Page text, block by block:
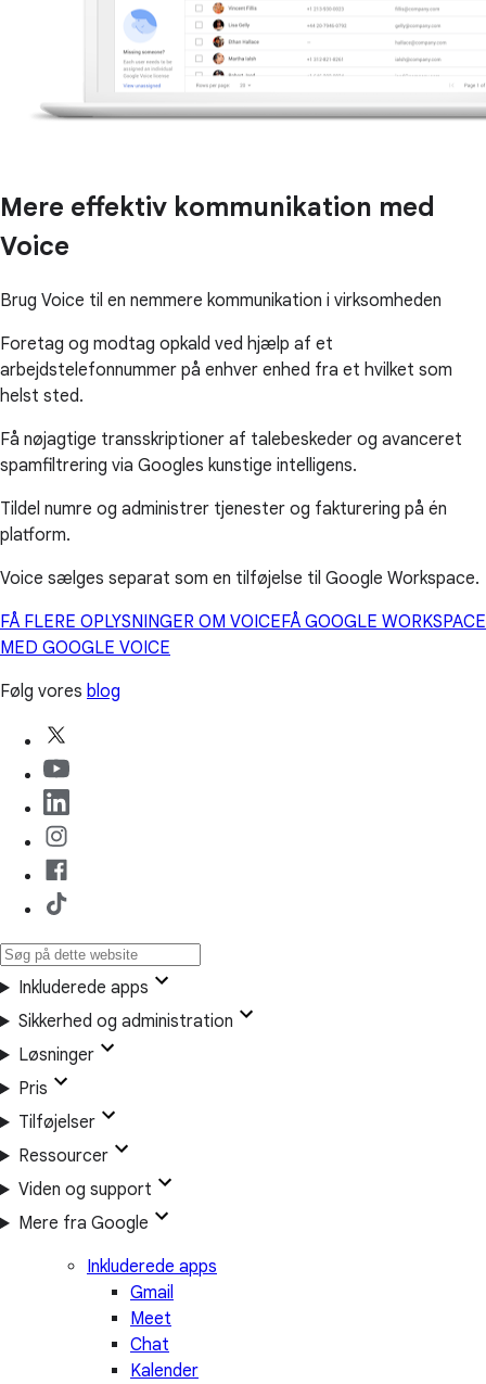
Mere effektiv kommunikation med
Voice
Brug Voice til en nemmere kommunikation i virksomheden
Foretag og modtag opkald ved hjælp af et
arbejdstelefonnummer på enhver enhed fra et hvilket som
helst sted.
Få nøjagtige transskriptioner af talebeskeder og avanceret
spamfiltrering via Googles kunstige intelligens.
Tildel numre og administrer tjenester og fakturering på én
platform.
Voice sælges separat som en tilføjelse til Google Workspace.
FÅ FLERE OPLYSNINGER OM VOICEFÅ GOOGLE WORKSPACE
MED GOOGLE VOICE
Følg vores blog
Inkluderede apps
Sikkerhed og administration
Løsninger
Pris
Tilføjelser
Ressourcer
Viden og support
Mere fra Google
Inkluderede apps
Gmail
Meet
Chat
Kalender